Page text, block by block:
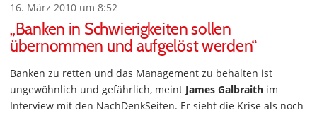
16. März 2010 um 8:52
„Banken in Schwierigkeiten sollen
übernommen und aufgelöst werden“
Banken zu retten und das Management zu behalten ist
ungewöhnlich und gefährlich, meint James Galbraith im
Interview mit den NachDenkSeiten. Er sieht die Krise als noch